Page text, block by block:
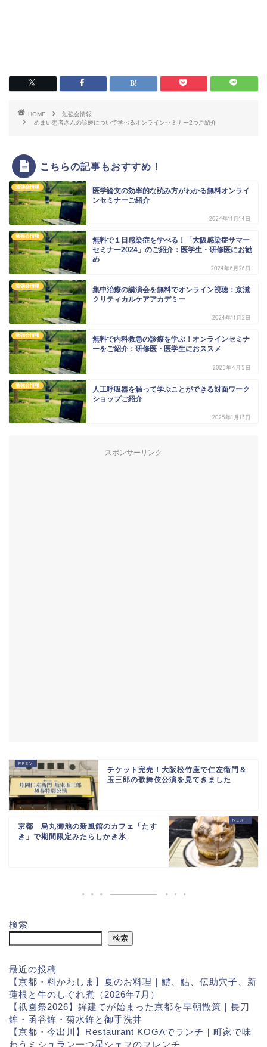
HOME
勉強会情報
めまい患者さんの診療について学べるオンラインセミナー2つご紹介
こちらの記事もおすすめ！
勉強会情報
医学論文の効率的な読み方がわかる無料オンライ
ンセミナーご紹介
2024年11月14日
勉強会情報
無料で１日感染症を学べる！「大阪感染症サマー
セミナー2024」のご紹介：医学生・研修医にお勧
め
2024年6月26日
勉強会情報
集中治療の講演会を無料でオンライン視聴：京滋
クリティカルケアアカデミー
2024年11月2日
勉強会情報
無料で内科救急の診療を学ぶ！オンラインセミナ
ーをご紹介：研修医・医学生におススメ
2025年4月5日
勉強会情報
人工呼吸器を触って学ぶことができる対面ワーク
ショップご紹介
2025年1月13日
スポンサーリンク
チケット完売！大阪松竹座で仁左衛門＆
玉三郎の歌舞伎公演を見てきました
京都 烏丸御池の新風館のカフェ「たす
き」で期間限定みたらしかき氷
検索
検索
最近の投稿
【京都・料かわしま】夏のお料理｜鱧、鮎、伝助穴子、新
蓮根と牛のしぐれ煮（2026年7月）
【祇園祭2026】鉾建てが始まった京都を早朝散策｜長刀
鉾・函谷鉾・菊水鉾と御手洗井
【京都・今出川】Restaurant KOGAでランチ｜町家で味
わうミシュラン一つ星シェフのフレンチ